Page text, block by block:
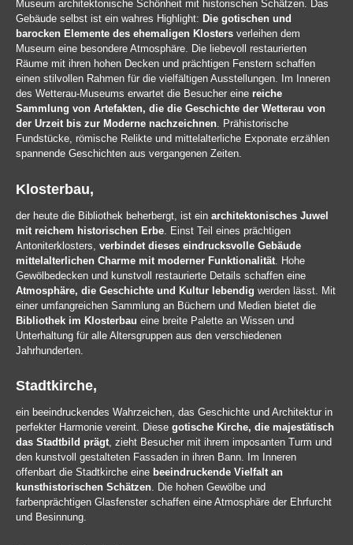
Museum architektonische Schönheit mit historischen Schätzen. Das
Gebäude selbst ist ein wahres Highlight: Die gotischen und
barocken Elemente des ehemaligen Klosters verleihen dem
Museum eine besondere Atmosphäre. Die liebevoll restaurierten
Räume mit ihren hohen Decken und prächtigen Fenstern schaffen
einen stilvollen Rahmen für die vielfältigen Ausstellungen. Im Inneren
des Wetterau-Museums erwartet die Besucher eine reiche
Sammlung von Artefakten, die die Geschichte der Wetterau von
der Urzeit bis zur Moderne nachzeichnen. Prähistorische
Fundstücke, römische Relikte und mittelalterliche Exponate erzählen
spannende Geschichten aus vergangenen Zeiten.
Klosterbau,
der heute die Bibliothek beherbergt, ist ein architektonisches Juwel
mit reichem historischen Erbe . Einst Teil eines prächtigen
Antoniterklosters, verbindet dieses eindrucksvolle Gebäude
mittelalterlichen Charme mit moderner Funktionalität . Hohe
Gewölbedecken und kunstvoll restaurierte Details schaffen eine
Atmosphäre, die Geschichte und Kultur lebendig werden lässt. Mit
einer umfangreichen Sammlung an Büchern und Medien bietet die
Bibliothek im Klosterbau eine breite Palette an Wissen und
Unterhaltung für alle Altersgruppen aus den verschiedenen
Jahrhunderten.
Stadtkirche,
ein beeindruckendes Wahrzeichen, das Geschichte und Architektur in
perfekter Harmonie vereint. Diese gotische Kirche, die majestätisch
das Stadtbild prägt, zieht Besucher mit ihrem imposanten Turm und
den kunstvoll gestalteten Fassaden in ihren Bann. Im Inneren
offenbart die Stadtkirche eine beeindruckende Vielfalt an
kunsthistorischen Schätzen. Die hohen Gewölbe und
farbenprächtigen Glasfenster schaffen eine Atmosphäre der Ehrfurcht
und Besinnung.